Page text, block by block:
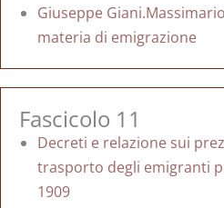
Giuseppe
materia di emigrazione
Fascicolo 11
Decreti e relazione sui
trasporto degli emigranti
1909